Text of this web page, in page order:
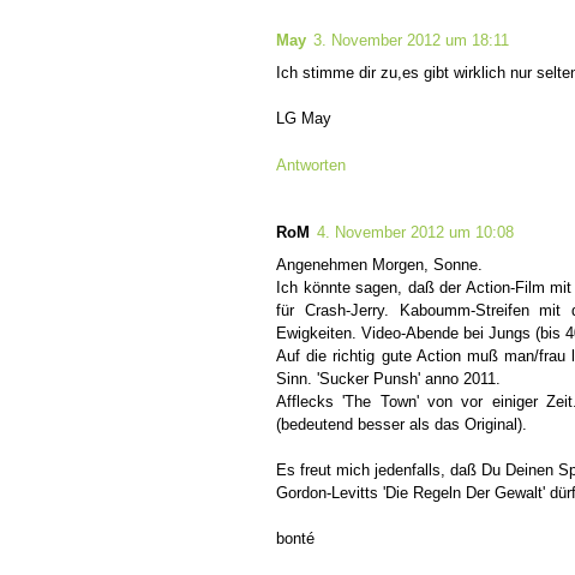
May 3. November 2012 um 18:11
Ich stimme dir zu,es gibt wirklich nur
LG May
Antworten
RoM 4. November 2012 um 10:08
Angenehmen Morgen, Sonne.
Ich könnte sagen, daß der Action-Film
für Crash-Jerry. Kaboumm-Streifen
Ewigkeiten. Video-Abende bei Jungs (bis
Auf die richtig gute Action muß man/frau
Sinn. 'Sucker Punsh' anno 2011.
Afflecks 'The Town' von vor einiger
(bedeutend besser als das Original).
Es freut mich jedenfalls, daß Du Deinen
Gordon-Levitts 'Die Regeln Der Gewalt'
bonté